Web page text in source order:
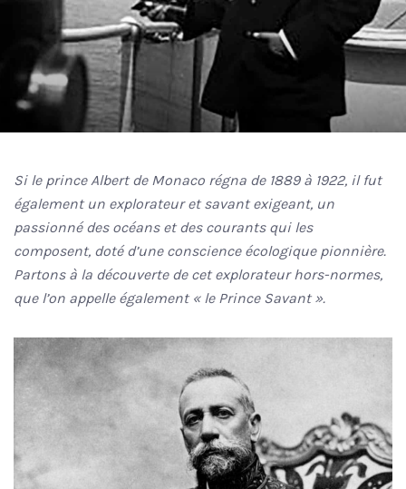
Si le prince Albert de Monaco régna de 1889 à 1922, il fut
également un explorateur et savant exigeant, un
passionné des océans et des courants qui les
composent, doté d’une conscience écologique pionnière.
Partons à la découverte de cet explorateur hors-normes,
que l’on appelle également « le Prince Savant ».